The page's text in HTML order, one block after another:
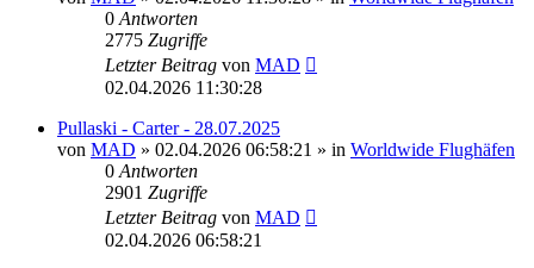
0 Antworten
2775 Zugriffe
Letzter Beitrag von MAD
02.04.2026 11:30:28
Pullaski - Carter - 28.07.2025
von MAD » 02.04.2026 06:58:21 » in Worldwide Flughäfen
0 Antworten
2901 Zugriffe
Letzter Beitrag von MAD
02.04.2026 06:58:21